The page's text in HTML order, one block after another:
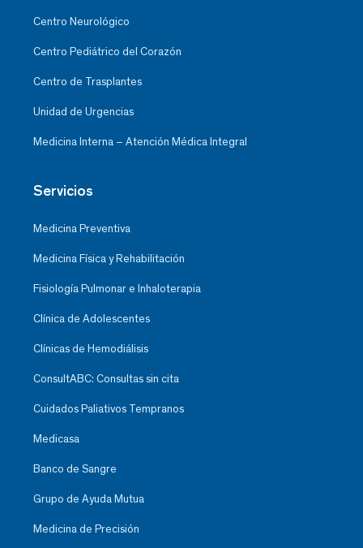
Centro Neurológico
Centro Pediátrico del Corazón
Centro de Trasplantes
Unidad de Urgencias
Medicina Interna – Atención Médica Integral
Servicios
Medicina Preventiva
Medicina Física y Rehabilitación
Fisiología Pulmonar e Inhaloterapia
Clínica de Adolescentes
Clínicas de Hemodiálisis
ConsultABC: Consultas sin cita
Cuidados Paliativos Tempranos
Medicasa
Banco de Sangre
Grupo de Ayuda Mutua
Medicina de Precisión